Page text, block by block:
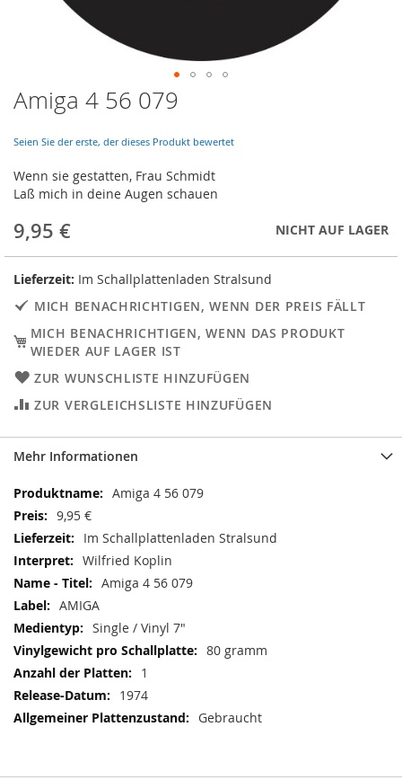
Skip
to
beginning
of
the
images
gallery
Amiga 4 56 079
Seien Sie der erste, der dieses Produkt bewertet
Wenn sie gestatten, Frau Schmidt
Laß mich in deine Augen schauen
9,95 € NICHT AUF LAGER
Lieferzeit: Im Schallplattenladen Stralsund
MICH BENACHRICHTIGEN, WENN DER PREIS FÄLLT
MICH BENACHRICHTIGEN, WENN DAS PRODUKT
WIEDER AUF LAGER IST
ZUR WUNSCHLISTE HINZUFÜGEN
ZUR VERGLEICHSLISTE HINZUFÜGEN
Mehr Informationen
Mehr
Informationen
Amiga 4 56 079
9,95 €
Im Schallplattenladen Stralsund
Wilfried Koplin
Amiga 4 56 079
AMIGA
Single / Vinyl 7"
80 gramm
1
1974
Gebraucht